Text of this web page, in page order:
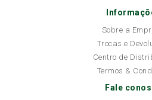
Sobre a
Trocas e
Centro de
Termos &
Fale